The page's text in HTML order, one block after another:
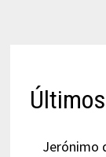
Jerónimo